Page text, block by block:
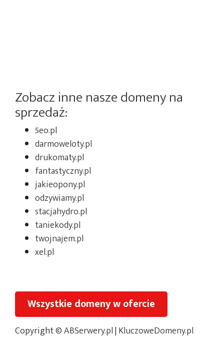
Zobacz inne nasze domeny na
sprzedaż:
5eo.pl
darmoweloty.pl
drukomaty.pl
fantastyczny.pl
jakieopony.pl
odzywiamy.pl
stacjahydro.pl
taniekody.pl
twojnajem.pl
xel.pl
Wszystkie domeny w ofercie
Copyright ©ABSerwery.pl| KluczoweDomeny.pl